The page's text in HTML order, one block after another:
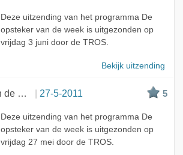
Deze uitzending van het programma De
opsteker van de week is uitgezonden op
vrijdag 3 juni door de TROS.
Bekijk uitzending
De opsteker van de week 27-5-2011 5
Deze uitzending van het programma De
opsteker van de week is uitgezonden op
vrijdag 27 mei door de TROS.